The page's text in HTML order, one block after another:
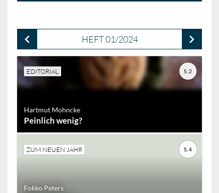
HEFT 01/2024
EDITORIAL
Hartmut Mohncke
Peinlich wenig?
S. 2
ZUM NEUEN JAHR
Fokko Peters
S. 4